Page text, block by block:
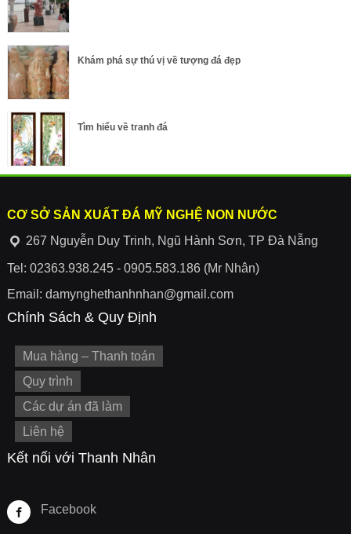
Khám phá sự thú vị về tượng đá đẹp
Tìm hiểu về tranh đá
CƠ SỞ SẢN XUẤT ĐÁ MỸ NGHỆ NON NƯỚC
267 Nguyễn Duy Trinh, Ngũ Hành Sơn, TP Đà Nẵng
Tel: 02363.938.245 - 0905.583.186 (Mr Nhân)
Email: damynghethanhnhan@gmail.com
Chính Sách & Quy Định
Mua hàng – Thanh toán
Quy trình
Các dự án đã làm
Liên hệ
Kết nối với Thanh Nhân
Facebook